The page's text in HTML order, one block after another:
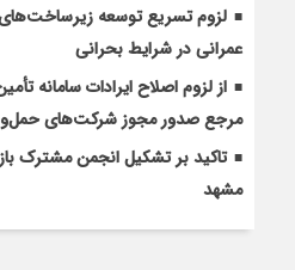
لزوم تسریع توسعه
عمرانی در شرایط بحرانی
از لزوم اصلاح ایرادات سامانه
مرجع صدور مجوز شرکت‌های
تاکید بر تشکیل انجمن مشترک
مشهد